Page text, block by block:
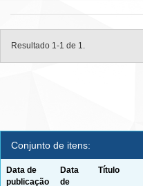
Resultado 1-1 de 1.
Conjunto de itens:
Data de
publicação
Data
de
Título